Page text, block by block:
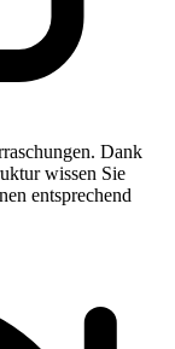
Dank
wissen Sie
entsprechend